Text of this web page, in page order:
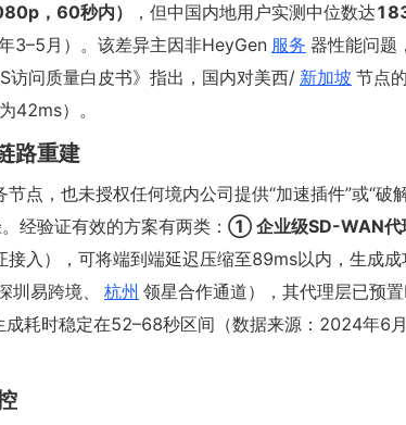
，60秒内） ，但中国内地用户实测中位数达
3–5月）。该差异主因非HeyGen 服务 器性能问题
问质量白皮书》指出，国内对美西/ 新加坡 节点
42ms）。
路重建
点，也未授权任何境内公司提供“加速插件”或“破
经验证有效的方案有两类： ① 企业级SD-WAN代
入），可将端到端延迟压缩至89ms以内，生成成
圳易跨境、 杭州 领星合作通道），其代理层已预置
耗时稳定在52–68秒区间（数据来源：2024年6